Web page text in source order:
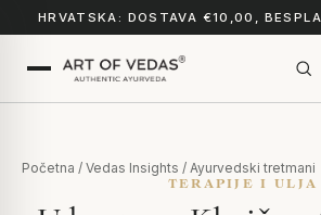
HRVATSKA: DOSTAVA €10,00,
Početna / Vedas Insights / Ayurvedski tretmani
TERAPIJE I ULJA